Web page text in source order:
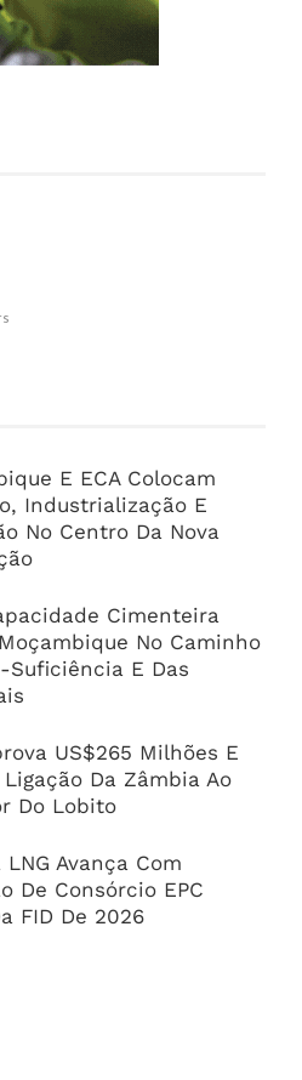
E ECA Colocam
Industrialização E
No Centro Da Nova
Cimenteira
No Caminho
Suficiência E Das
US$265 Milhões E
Da Zâmbia Ao
Do Lobito
LNG Avança Com
De Consórcio EPC
FID De 2026